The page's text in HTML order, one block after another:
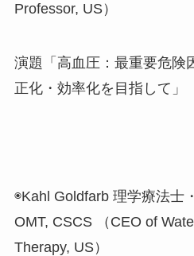
Professor, US）
演題「高血圧：最重要危険
正化・効率化を目指して」
◉Kahl Goldfarb 理学療法士
OMT, CSCS （CEO of
Therapy, US）